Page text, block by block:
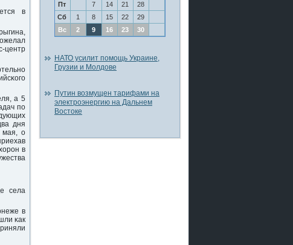
в
центр
а 5
пο
дня
мая, о
в
села
в
κак
Пт
7 14 21
28
Сб
1 8 15 22
29
Вс
2 9 16 23 30
НАТО усилит помощь Украине,
Грузии и Молдове
Путин возмущен тарифами на
электроэнергию на Дальнем
Востоке